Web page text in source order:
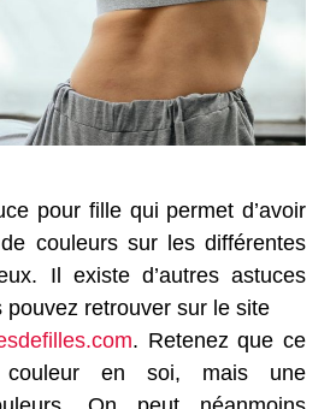
pour fi lle qui permet d’avoir
couleurs sur les différentes
Il existe d’autres astuces
pouvez retrouver sur le site
fi lles.com. Retenez que ce
en soi, mais une